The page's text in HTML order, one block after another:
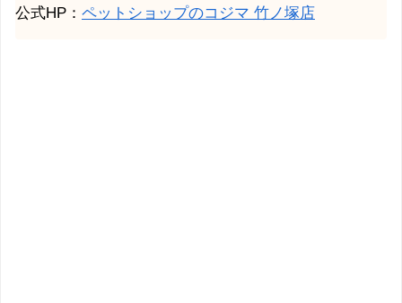
公式HP： ペットショップのコジマ 竹ノ塚店